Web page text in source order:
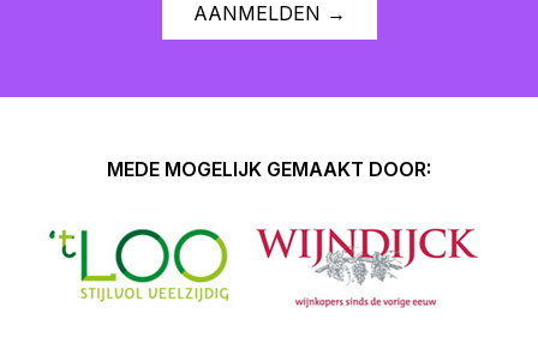
AANMELDEN →
MEDE MOGELIJK GEMAAKT DOOR: